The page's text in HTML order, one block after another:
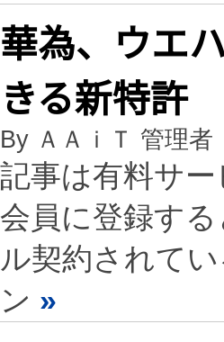
華為、ウエ
きる新特許
By ＡＡｉＴ 管理者
記事は有料サ
会員に登録す
ル契約されて
ン »